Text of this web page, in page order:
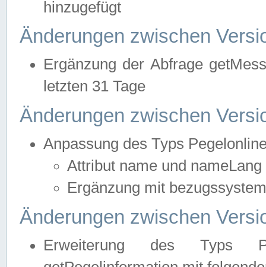
hinzugefügt
Änderungen zwischen
Ergänzung der Abfrage
letzten 31 Tage
Änderungen zwischen
Anpassung des Typs
Attribut name und
Ergänzung mit
Änderungen zwischen
Erweiterung des Typs